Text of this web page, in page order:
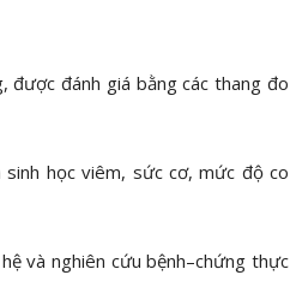
được đánh giá bằng các thang đo
học viêm, sức cơ, mức độ co
và nghiên cứu bệnh–chứng thực